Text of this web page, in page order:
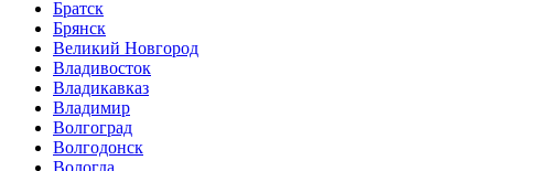
Братск
Брянск
Великий Новгород
Владивосток
Владикавказ
Владимир
Волгоград
Волгодонск
Вологда